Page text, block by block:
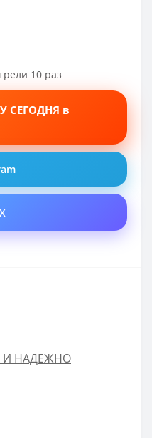
10 раз
СЕГОДНЯ в
И НАДЕЖНО